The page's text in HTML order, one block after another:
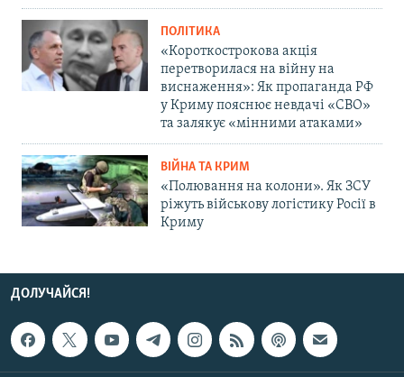
ПОЛІТИКА
«Короткострокова акція
перетворилася на війну на
виснаження»: Як пропаганда РФ
у Криму пояснює невдачі «СВО»
та залякує «мінними атаками»
ВІЙНА ТА КРИМ
«Полювання на колони». Як ЗСУ
ріжуть військову логістику Росії в
Криму
ДОЛУЧАЙСЯ!